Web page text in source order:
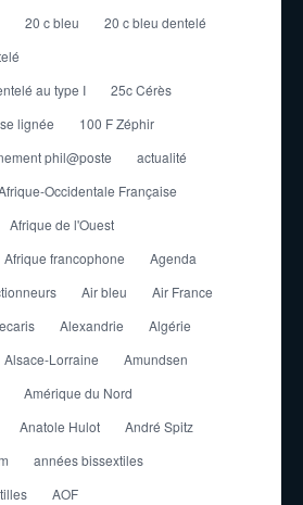
20 c bleu
20 c bleu dentelé
au type I
25c Cérès
lignée
100 F Zéphir
phil@poste
actualité
Occidentale Française
Afrique de l'Ouest
Afrique francophone
Agenda
Air bleu
Air France
Alexandrie
Algérie
Alsace-Lorraine
Amundsen
Amérique du Nord
Anatole Hulot
André Spitz
années bissextiles
AOF